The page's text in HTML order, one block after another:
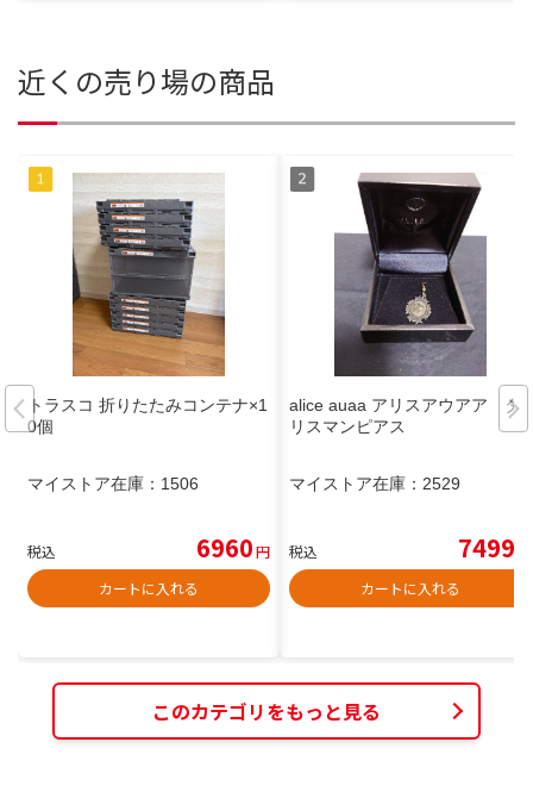
近くの売り場の商品
トラスコ 折りたたみコンテナ×1
0個
マイストア在庫： 1506
税込 6960円
カートに入れる
alice auaa アリスアウアア タ
リスマンピアス
マイストア在庫： 2529
税込 7499
カートに入れる
このカテゴリをもっと見る